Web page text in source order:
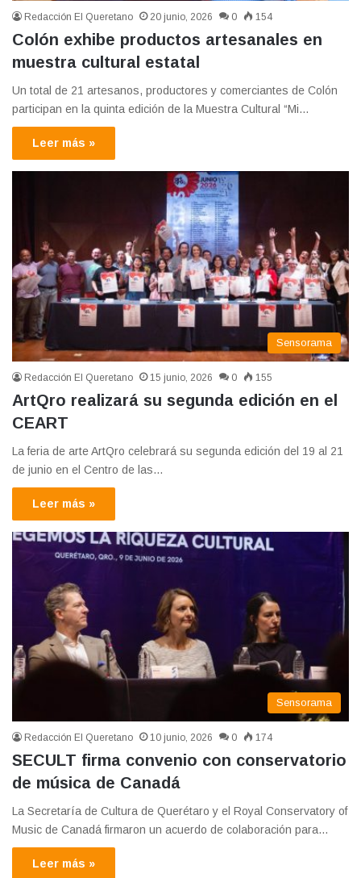
Redacción El Queretano 20 junio, 2026 0 154
Colón exhibe productos artesanales en
muestra cultural estatal
Un total de 21 artesanos, productores y comerciantes de Colón
participan en la quinta edición de la Muestra Cultural “Mi…
Leer más »
Sensorama
Redacción El Queretano 15 junio, 2026 0 155
ArtQro realizará su segunda edición en el
CEART
La feria de arte ArtQro celebrará su segunda edición del 19 al 21
de junio en el Centro de las…
Leer más »
Sensorama
Redacción El Queretano 10 junio, 2026 0 174
SECULT firma convenio con conservatorio
de música de Canadá
La Secretaría de Cultura de Querétaro y el Royal Conservatory of
Music de Canadá firmaron un acuerdo de colaboración para…
Leer más »